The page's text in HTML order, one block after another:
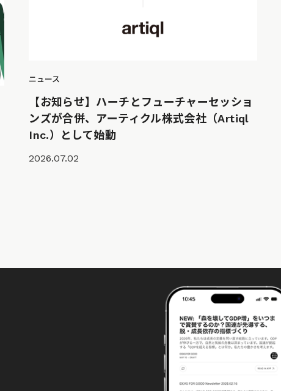
ニュース
【お知らせ】ハーチとフューチャーセッショ
ンズが合併、アーティクル株式会社（Artiql
Inc.）として始動
2026.07.02